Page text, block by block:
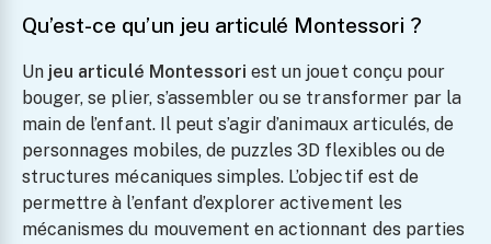
Qu’est-ce qu’un jeu articulé Montessori ?
Un jeu articulé Montessori est un jouet conçu pour
bouger, se plier, s’assembler ou se transformer par la
main de l’enfant. Il peut s’agir d’animaux articulés, de
personnages mobiles, de puzzles 3D flexibles ou de
structures mécaniques simples. L’objectif est de
permettre à l’enfant d’explorer activement les
mécanismes du mouvement en actionnant des parties